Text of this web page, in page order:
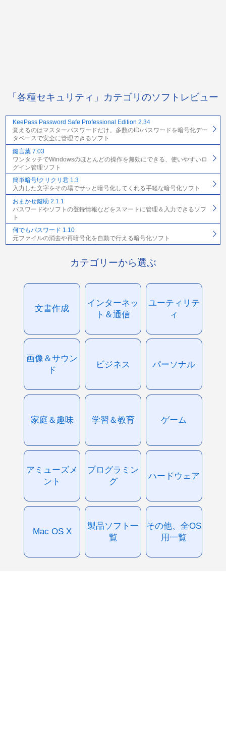
「各種セキュリティ」カテゴリのソフトレビュー
KeePass Password Safe Professional Edition 2.34
覚えるのはマスターパスワードだけ。多数のID/パスワードを暗号化デー
タベースで安全に管理できるソフト
鍵言葉 7.03
ワンタッチでWindowsのほとんどの操作を無効にできる、使いやすいロ
グイン管理ソフト
簡単暗号!クリクリ君 1.3
入力した文字をその場でサッと暗号化してくれる手軽な暗号化ソフト
おまかせ鍵助 2.1.1
パスワードやソフトの登録情報などをスマートに管理＆入力できるソフ
ト
何でもパスワード 1.10
元ファイルの消去や再暗号化を自動で行える暗号化ソフト
カテゴリーから選ぶ
文書作成
インターネッ
ト＆通信
ユーティリテ
ィ
画像＆サウン
ド
ビジネス パーソナル
家庭＆趣味 学習＆教育 ゲーム
アミューズメ
ント
プログラミン
グ
ハードウェア
Mac OS X
製品ソフト一
覧
その他、全OS
用一覧